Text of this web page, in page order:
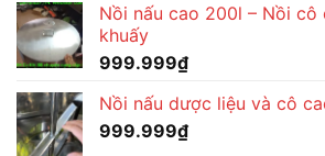
Nồi nấu cao 200l – Nồi cô
khuấy
999.999₫
Nồi nấu dược liệu và cô
999.999₫